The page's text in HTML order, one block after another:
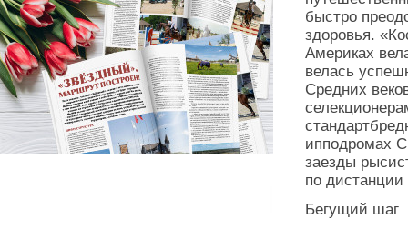
быстро
здоровья.
Америках
велась
Средних
ипподромах
заезды
по дистанции
Бегущий шаг